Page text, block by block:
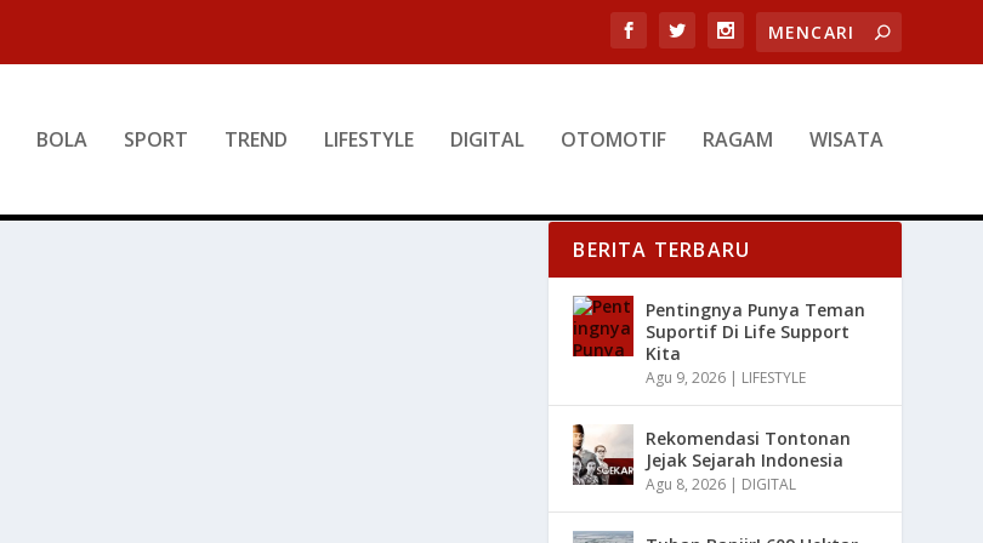
BOLA SPORT TREND LIFESTYLE DIGITAL OTOMOTIF RAGAM WISATA
BERITA TERBARU
Pentingnya Punya Teman
Suportif Di Life Support
Kita
Agu 9, 2026 | LIFESTYLE
Rekomendasi Tontonan
Jejak Sejarah Indonesia
Agu 8, 2026 | DIGITAL